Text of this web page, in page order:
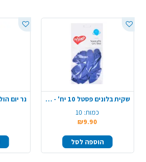
שקית בלונים פסטל 10 יח' - כחול
כמות: 10
₪9.90
הוספה לסל